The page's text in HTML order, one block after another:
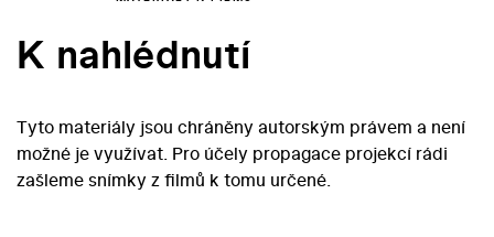
K nahlédnutí
Tyto materiály jsou chráněny autorským právem a není
možné je využívat. Pro účely propagace projekcí rádi
zašleme snímky z filmů k tomu určené.